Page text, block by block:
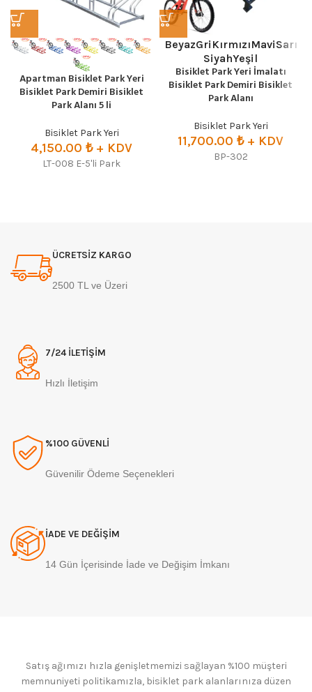
Apartman Bisiklet Park Yeri
Bisiklet Park Demiri Bisiklet
Park Alanı 5 li
Bisiklet Park Yeri
4,150.00 ₺+ KDV
LT-008 E-5'li Park
BeyazGri KırmızıMaviSarı
SiyahYeşil
Bisiklet Park Yeri İmalatı
Bisiklet Park Demiri Bisiklet
Park Alanı
Bisiklet Park Yeri
11,700.00 ₺+ KDV
BP-302
ÜCRETSİZ KARGO
2500 TL ve Üzeri
7/24 İLETİŞİM
Hızlı İletişim
%100 GÜVENLİ
Güvenilir Ödeme Seçenekleri
İADE VE DEĞİŞİM
14 Gün İçerisinde İade ve Değişim İmkanı
Satış ağımızı hızla genişletmemizi sağlayan %100 müşteri
memnuniyeti politikamızla, bisiklet park alanlarınıza düzen